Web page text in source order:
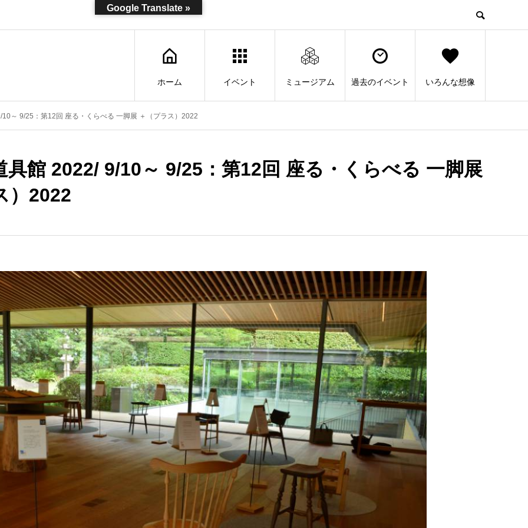
ホーム イベント ミュージアム 過去のイベント いろんな想像
～ 9/25：第12回 座る・くらべる 一脚展 ＋（プラス）2022
具館 2022/ 9/10～ 9/25：第12回 座る・くらべる 一脚展
）2022
Google Translate »